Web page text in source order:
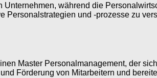
während die
Personalstrategien und -prozesse zu
Master Personalmanagement, der
Förderung von Mitarbeitern und